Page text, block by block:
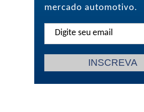
mercado automotivo.
Newsletter
INSCREVA